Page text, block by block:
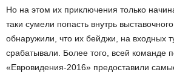
Но на этом их приключения только
таки сумели попасть внутрь
обнаружили, что их бейджи, на входных
срабатывали. Более того, всей команде
«Евровидения-2016» предоставили